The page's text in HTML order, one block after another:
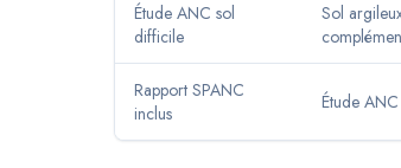
Étude ANC sol
difficile
Sol
Rapport SPANC
inclus
Étude